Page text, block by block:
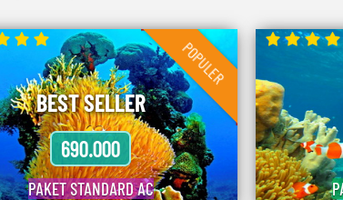
POPULER
BEST SELLER
690.000
PAKET STANDARD AC